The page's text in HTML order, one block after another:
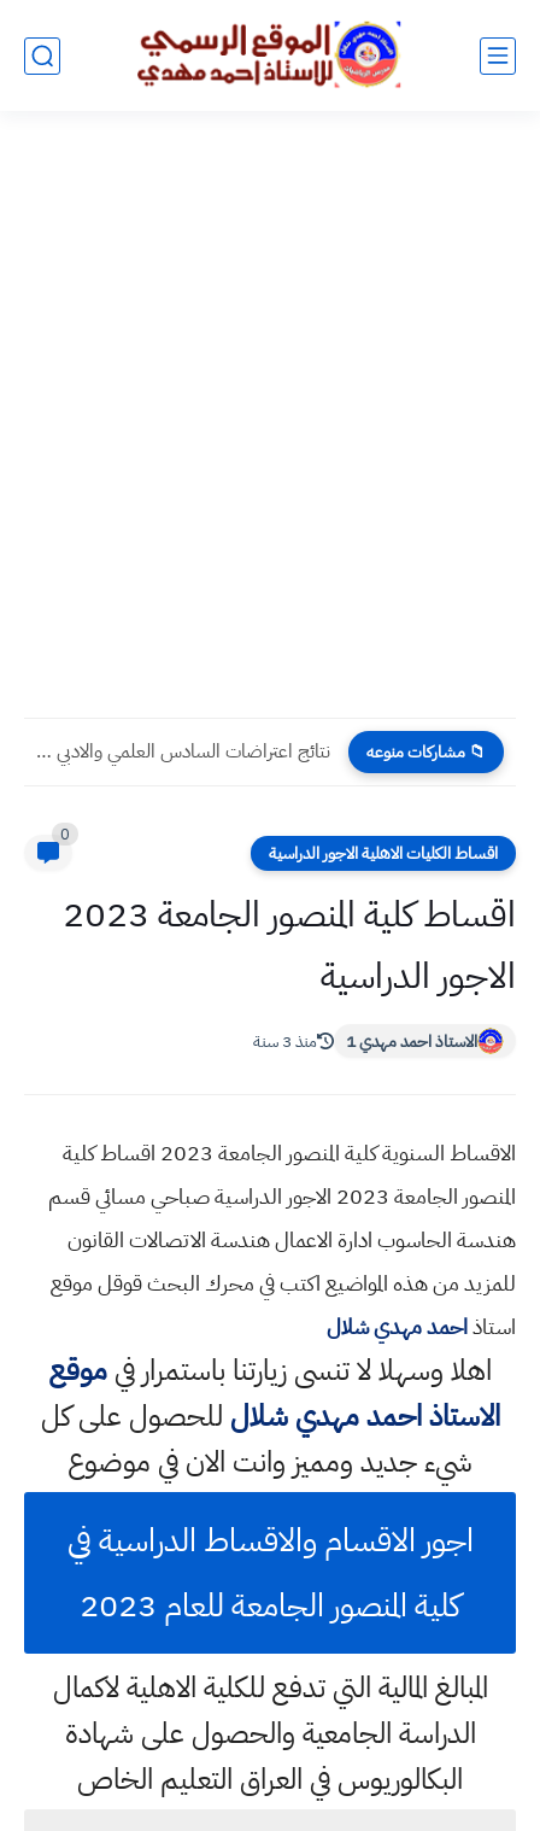
📁 مشاركات منوعه نتائج اعتراضات السادس العلمي والادبي محافظة ميسان / العمارة الدور...
اقساط الكليات الاهلية الاجور الدراسية
0
اقساط كلية المنصور الجامعة 2023
الاجور الدراسية
الاستاذ احمد مهدي 1 منذ 3 سنة
الاقساط السنوية كلية المنصور الجامعة 2023 اقساط كلية
المنصور الجامعة 2023 الاجور الدراسية صباحي مسائي قسم
هندسة الحاسوب ادارة الاعمال هندسة الاتصالات القانون
للمزيد من هذه المواضيع اكتب في محرك البحث قوقل موقع
استاذاحمد مهدي شلال
اهلا وسهلالا تنسى زيارتنا باستمرار فيموقع
الاستاذ احمد مهدي شلال للحصول على كل
شيء جديد ومميز وانت الان في موضوع
اجور الاقسام والاقساط الدراسية في
كلية المنصور الجامعة للعام 2023
المبالغ المالية التي تدفع للكلية الاهلية لاكمال
الدراسة الجامعية والحصول على شهادة
البكالوريوس في العراق التعليم الخاص